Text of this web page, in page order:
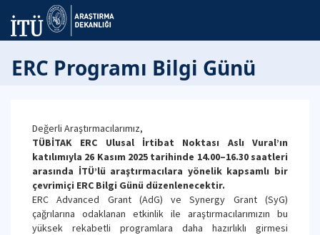
ERC Programı Bilgi Günü
Değerli Araştırmacılarımız,
TÜBİTAK ERC Ulusal İrtibat Noktası Aslı Vural’ın
katılımıyla 26 Kasım 2025 tarihinde 14.00–16.30 saatleri
arasında İTÜ’lü araştırmacılara yönelik kapsamlı bir
çevrimiçi ERC Bilgi Günü düzenlenecektir.
ERC Advanced Grant (AdG) ve Synergy Grant (SyG)
çağrılarına odaklanan etkinlik ile araştırmacılarımızın bu
yüksek rekabetli programlara daha hazırlıklı girmesi